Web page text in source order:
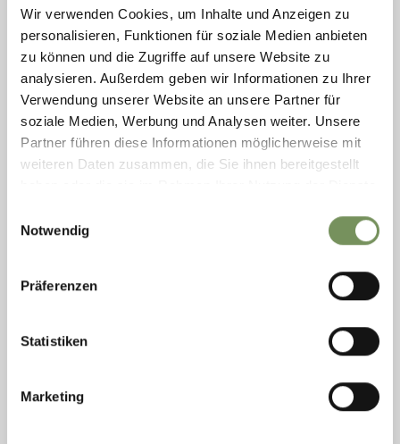
Wir verwenden Cookies, um Inhalte und Anzeigen zu
personalisieren, Funktionen für soziale Medien anbieten
zu können und die Zugriffe auf unsere Website zu
analysieren. Außerdem geben wir Informationen zu Ihrer
Verwendung unserer Website an unsere Partner für
soziale Medien, Werbung und Analysen weiter. Unsere
Partner führen diese Informationen möglicherweise mit
weiteren Daten zusammen, die Sie ihnen bereitgestellt
Notwendig
Präferenzen
Statistiken
Marketing
HIKING
MERANO HIGH MOUNTAIN TRAIL STAGE
TO PFELDERS/PLAN
military route (easy route), with some Alpine terrain (individual snow ...